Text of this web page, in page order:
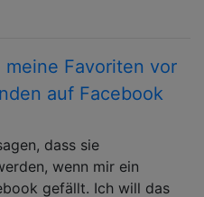
meine Favoriten vor
auf Facebook
dass sie
wenn mir ein
gefällt. Ich will das